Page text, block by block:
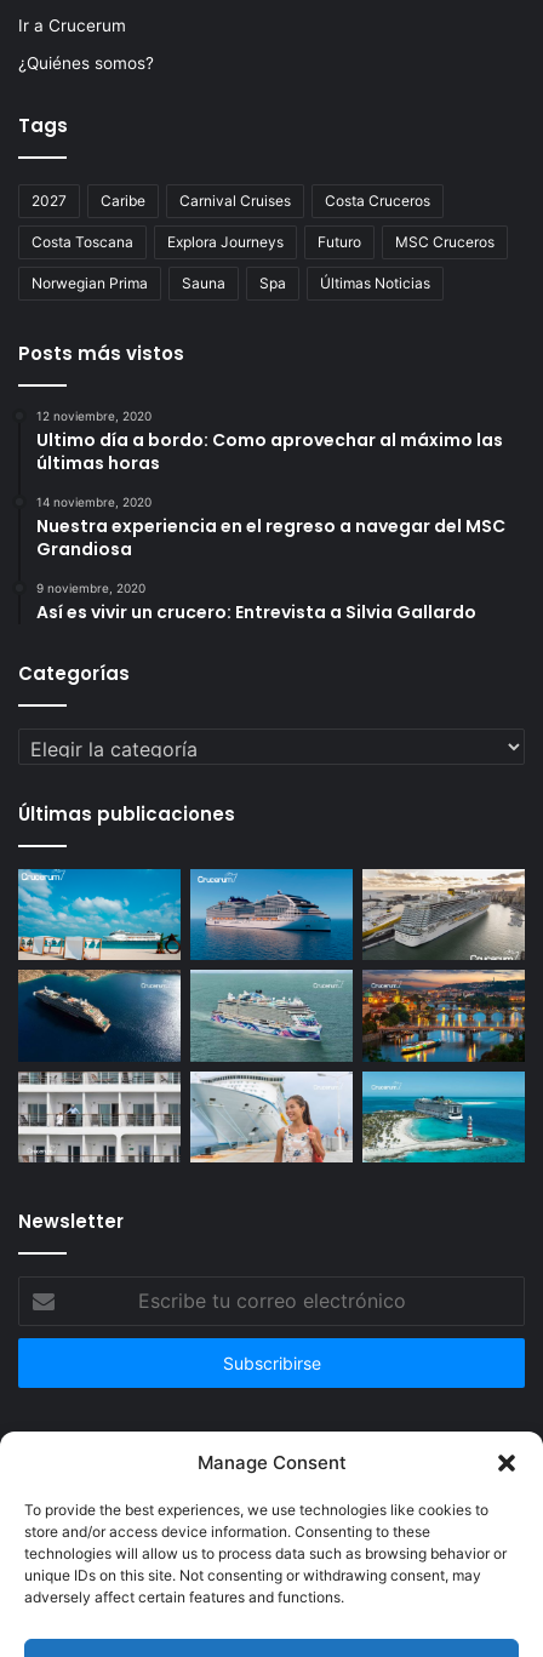
Manage Consent
To provide the best experiences, we use technologies like cookies to
store and/or access device information. Consenting to these
technologies will allow us to process data such as browsing behavior or
unique IDs on this site. Not consenting or withdrawing consent, may
adversely affect certain features and functions.
Ir a Crucerum
¿Quiénes somos?
Tags
2027 Caribe Carnival Cruises Costa Cruceros
Costa Toscana Explora Journeys Futuro MSC Cruceros
Norwegian Prima Sauna Spa Últimas Noticias
Posts más vistos
12 noviembre, 2020
Ultimo día a bordo: Como aprovechar al máximo las
últimas horas
14 noviembre, 2020
Nuestra experiencia en el regreso a navegar del MSC
Grandiosa
9 noviembre, 2020
Así es vivir un crucero: Entrevista a Silvia Gallardo
Categorías
Categorías
Últimas publicaciones
Newsletter
correo